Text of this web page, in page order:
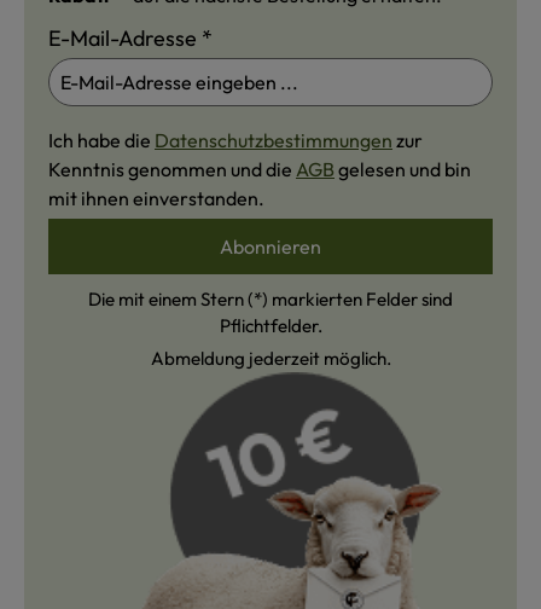
E-Mail-Adresse *
Ich habe die Datenschutzbestimmungen zur
Kenntnis genommen und die AGB gelesen und bin
mit ihnen einverstanden.
Abonnieren
Die mit einem Stern (*) markierten Felder sind
Pflichtfelder.
Abmeldung jederzeit möglich.